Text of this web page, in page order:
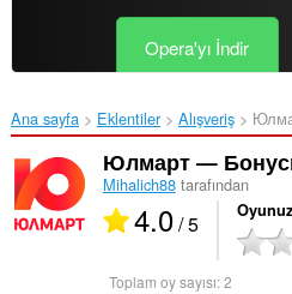
Opera'yı İndir
Ana sayfa Eklentiler Alışveriş
Юлмарт —
Mihalich88tarafından
4.0/ 5 Oyunuz
Toplam oy sayısı:2